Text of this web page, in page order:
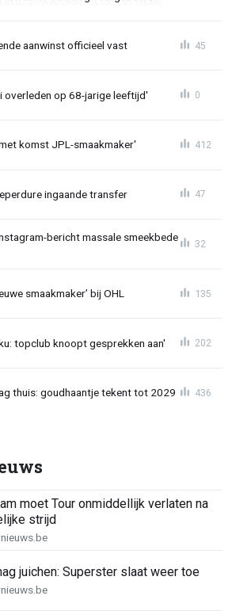
aanwinst officieel vast 45
overleden op 68-jarige leeftijd' 0
komst JPL-smaakmaker' 412
ingaande transfer 47
bericht massale smeekbede
32
smaakmaker’ bij OHL 135
topclub knoopt gesprekken aan' 202
thuis: goudhaantje tekent tot 2029 436
moet Tour onmiddellijk verlaten na
strijd
juichen: Superster slaat weer toe